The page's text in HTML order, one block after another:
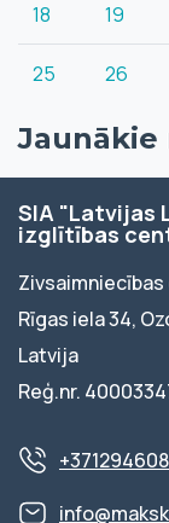
18 19
25 26
SIA "Latvijas
izglītības
Zivsaimniecības
Rīgas iela 34,
Latvija
Reģ.nr.